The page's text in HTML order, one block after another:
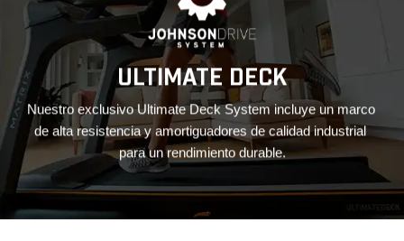
ULTIMATE DECK
Nuestro exclusivo Ultimate Deck System incluye un marco
de alta resistencia y amortiguadores de calidad industrial
para un rendimiento durable.